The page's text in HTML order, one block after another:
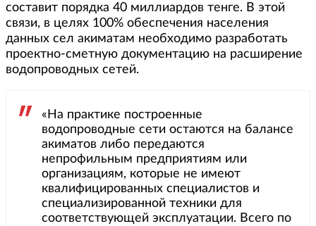
составит порядка 40 миллиардов тенге. В этой
связи, в целях 100% обеспечения населения
данных сел акиматам необходимо разработать
проектно-сметную документацию на расширение
водопроводных сетей.
«На практике построенные
водопроводные сети остаются на балансе
акиматов либо передаются
непрофильным предприятиям или
организациям, которые не имеют
квалифицированных специалистов и
специализированной техники для
соответствующей эксплуатации. Всего по